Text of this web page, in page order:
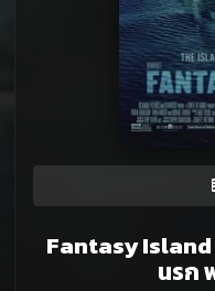
Fantasy Island
นรก